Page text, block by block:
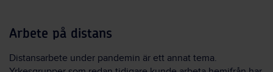
Arbete på distans
Distansarbete under pandemin är ett annat tema.